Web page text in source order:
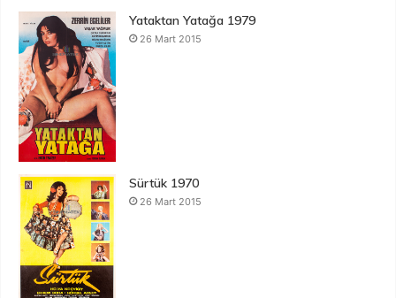
Yataktan Yatağa 1979
26 Mart 2015
Sürtük 1970
26 Mart 2015